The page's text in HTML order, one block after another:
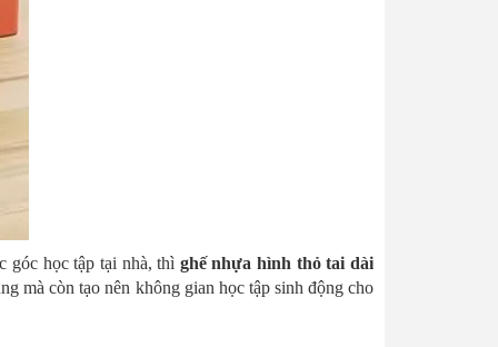
góc học tập tại nhà, thì ghế nhựa hình thỏ tai dài
mà còn tạo nên không gian học tập sinh động cho